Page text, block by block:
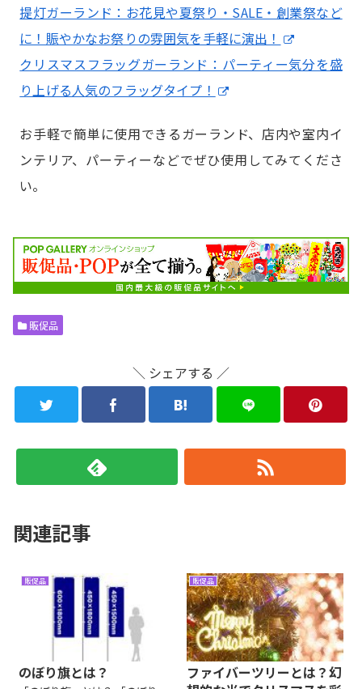
提灯ガーランド：お花見や夏祭り・SALE・創業祭など
に！賑やかなお祭りの雰囲気を手軽に演出！
クリスマスフラッグガーランド：パーティー気分を盛
り上げる人気のフラッグタイプ！
お手軽で簡単に使用できるガーランド、店内や室内イ
ンテリア、パーティーなどでぜひ使用してみてくださ
い。
販促品
＼ シェアする ／
関連記事
販促品
のぼり旗とは？
販促品
ファイバーツリーとは？幻